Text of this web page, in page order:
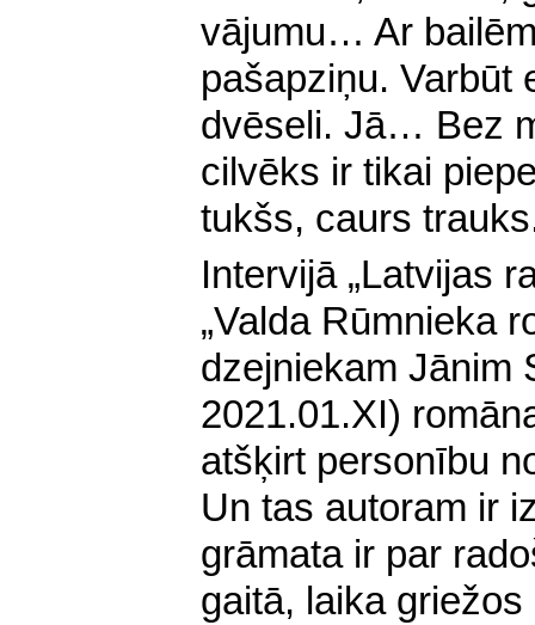
vājumu… Ar
pašapziņu. Varbūt
dvēseli. Jā… Bez
cilvēks ir tikai
tukšs, caurs
Intervijā „Latvijas
„Valda Rūmnieka
dzejniekam Jānim
2021.01.XI)
atšķirt personību
Un tas autoram ir
grāmata ir par
gaitā, laika